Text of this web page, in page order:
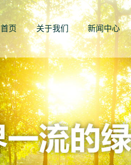
首页 关于我们 新闻中心